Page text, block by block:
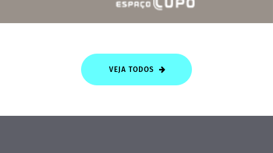
VEJA TODOS